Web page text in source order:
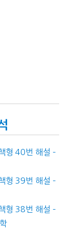
형 40번 해설 –
형 39번 해설 –
형 38번 해설 –